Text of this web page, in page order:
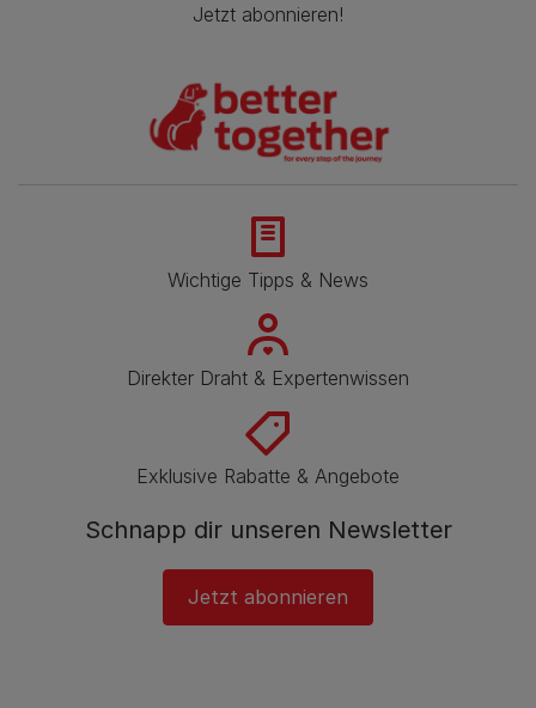
Jetzt abonnieren!
Wichtige Tipps & News
Direkter Draht & Expertenwissen
Exklusive Rabatte & Angebote
Schnapp dir unseren Newsletter
Jetzt abonnieren